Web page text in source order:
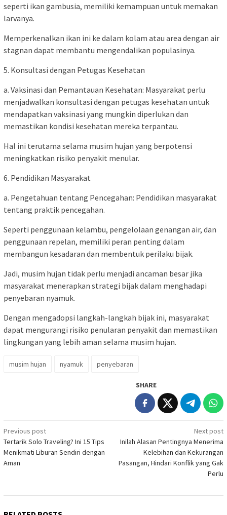
seperti ikan gambusia, memiliki kemampuan untuk memakan
larvanya.
Memperkenalkan ikan ini ke dalam kolam atau area dengan air
stagnan dapat membantu mengendalikan populasinya.
5. Konsultasi dengan Petugas Kesehatan
a. Vaksinasi dan Pemantauan Kesehatan: Masyarakat perlu
menjadwalkan konsultasi dengan petugas kesehatan untuk
mendapatkan vaksinasi yang mungkin diperlukan dan
memastikan kondisi kesehatan mereka terpantau.
Hal ini terutama selama musim hujan yang berpotensi
meningkatkan risiko penyakit menular.
6. Pendidikan Masyarakat
a. Pengetahuan tentang Pencegahan: Pendidikan masyarakat
tentang praktik pencegahan.
Seperti penggunaan kelambu, pengelolaan genangan air, dan
penggunaan repelan, memiliki peran penting dalam
membangun kesadaran dan membentuk perilaku bijak.
Jadi, musim hujan tidak perlu menjadi ancaman besar jika
masyarakat menerapkan strategi bijak dalam menghadapi
penyebaran nyamuk.
Dengan mengadopsi langkah-langkah bijak ini, masyarakat
dapat mengurangi risiko penularan penyakit dan memastikan
lingkungan yang lebih aman selama musim hujan.
musim hujan nyamuk penyebaran
SHARE
Post
navigation
Previous post
Tertarik Solo Traveling? Ini 15 Tips
Menikmati Liburan Sendiri dengan
Aman
Next post
Inilah Alasan Pentingnya Menerima
Kelebihan dan Kekurangan
Pasangan, Hindari Konflik yang Gak
Perlu